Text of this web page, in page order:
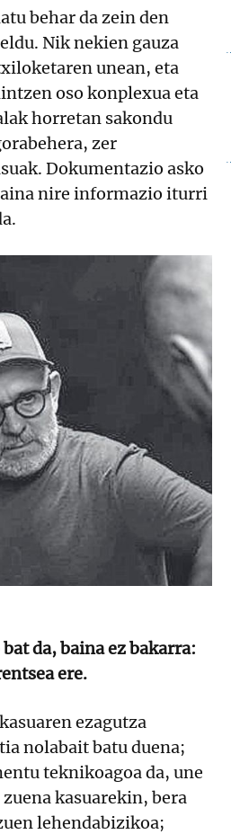
behar da zein den
Nik nekien gauza
unean, eta
oso konplexua eta
horretan sakondu
zer
Dokumentazio asko
nire informazio iturri
da, baina ez bakarra:
ere.
ezagutza
nolabait batu duena;
teknikoagoa da, une
kasuarekin, bera
lehendabizikoa;